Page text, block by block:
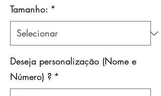
Tamanho: *
Deseja personalização (Nome e
Número) ? *